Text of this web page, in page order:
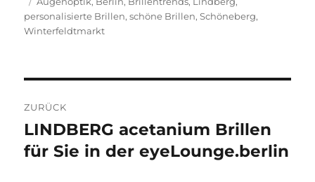
personalisierte Brillen,schöne Brillen,Schöneberg,
Winterfeldtmarkt
ZURÜCK
Vorheriger
Beitrag:
LINDBERG acetanium Brillen
für Sie in der eyeLounge.berlin